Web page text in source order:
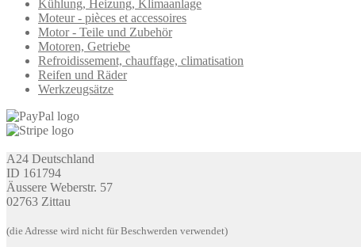
Kühlung, Heizung, Klimaanlage
Moteur - pièces et accessoires
Motor - Teile und Zubehör
Motoren, Getriebe
Refroidissement, chauffage, climatisation
Reifen und Räder
Werkzeugsätze
A24 Deutschland
ID 161794
Äussere Weberstr. 57
02763 Zittau
(die Adresse wird nicht für Beschwerden verwendet)